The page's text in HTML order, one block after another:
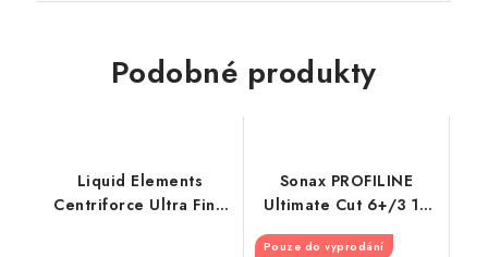
Podobné produkty
Liquid Elements
Centriforce Ultra Fine
Sonax PROFILINE
Ultimate Cut 6+/3 1L
silná leštící pasta
Pouze do vyprodání